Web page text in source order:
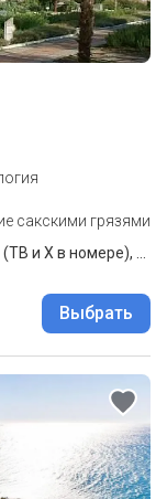
сакскими грязями
Выбрать